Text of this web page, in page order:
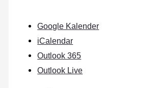
Google Kalender
iCalendar
Outlook 365
Outlook Live